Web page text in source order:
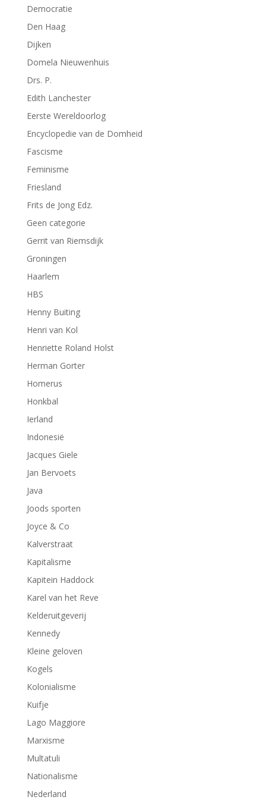
Democratie
Den Haag
Dijken
Domela Nieuwenhuis
Drs. P.
Edith Lanchester
Eerste Wereldoorlog
Encyclopedie van de Domheid
Fascisme
Feminisme
Friesland
Frits de Jong Edz.
Geen categorie
Gerrit van Riemsdijk
Groningen
Haarlem
HBS
Henny Buiting
Henri van Kol
Henriette Roland Holst
Herman Gorter
Homerus
Honkbal
Ierland
Indonesië
Jacques Giele
Jan Bervoets
Java
Joods sporten
Joyce & Co
Kalverstraat
Kapitalisme
Kapitein Haddock
Karel van het Reve
Kelderuitgeverij
Kennedy
Kleine geloven
Kogels
Kolonialisme
Kuifje
Lago Maggiore
Marxisme
Multatuli
Nationalisme
Nederland